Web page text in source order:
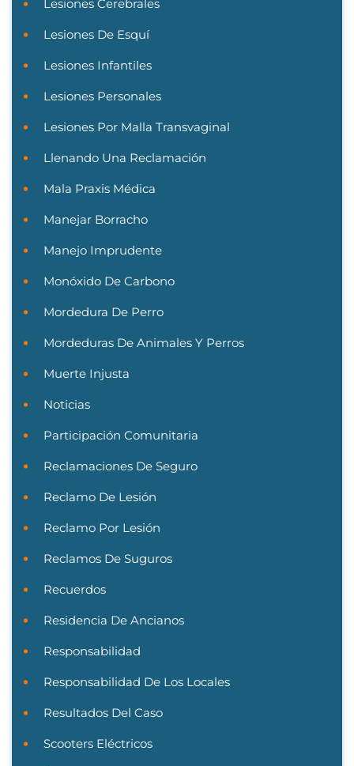
Lesiones Cerebrales
Lesiones De Esquí
Lesiones Infantiles
Lesiones Personales
Lesiones Por Malla Transvaginal
Llenando Una Reclamación
Mala Praxis Médica
Manejar Borracho
Manejo Imprudente
Monóxido De Carbono
Mordedura De Perro
Mordeduras De Animales Y Perros
Muerte Injusta
Noticias
Participación Comunitaria
Reclamaciones De Seguro
Reclamo De Lesión
Reclamo Por Lesión
Reclamos De Suguros
Recuerdos
Residencia De Ancianos
Responsabilidad
Responsabilidad De Los Locales
Resultados Del Caso
Scooters Eléctricos